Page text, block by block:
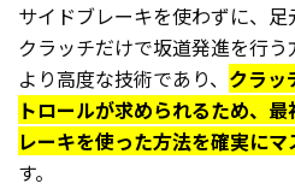
サイドブレーキを使わずに、足
クラッチだけで坂道発進を行
より高度な技術であり、 クラッ
トロールが求められるため、
レーキを使った方法を確実にマ
す。